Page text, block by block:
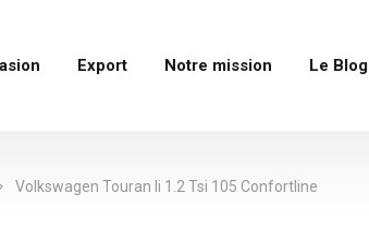
Export Notre mission Le Blog
Volkswagen Touran Ii 1.2 Tsi 105 Confortline